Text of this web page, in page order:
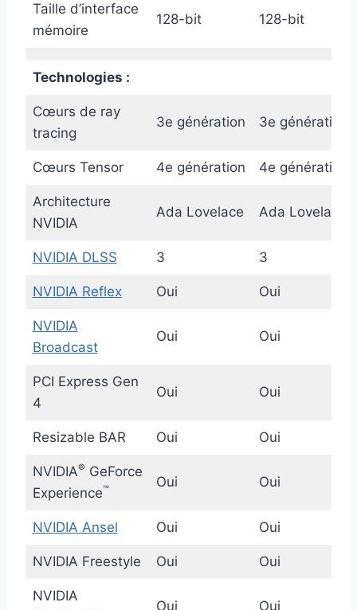
Taille d’interface
mémoire
128-bit 128-bit
Technologies :
Cœurs de ray
tracing
3e génération 3e génération
Cœurs Tensor 4e génération 4e génération
Architecture
NVIDIA
Ada Lovelace Ada Lovelace
NVIDIA DLSS 3 3
NVIDIA Reflex Oui Oui
NVIDIA
Broadcast
Oui Oui
PCI Express Gen
4
Oui Oui
Resizable BAR Oui Oui
NVIDIA® GeForce
Experience™ Oui Oui
NVIDIA Ansel Oui Oui
NVIDIA Freestyle Oui Oui
NVIDIA
Oui Oui